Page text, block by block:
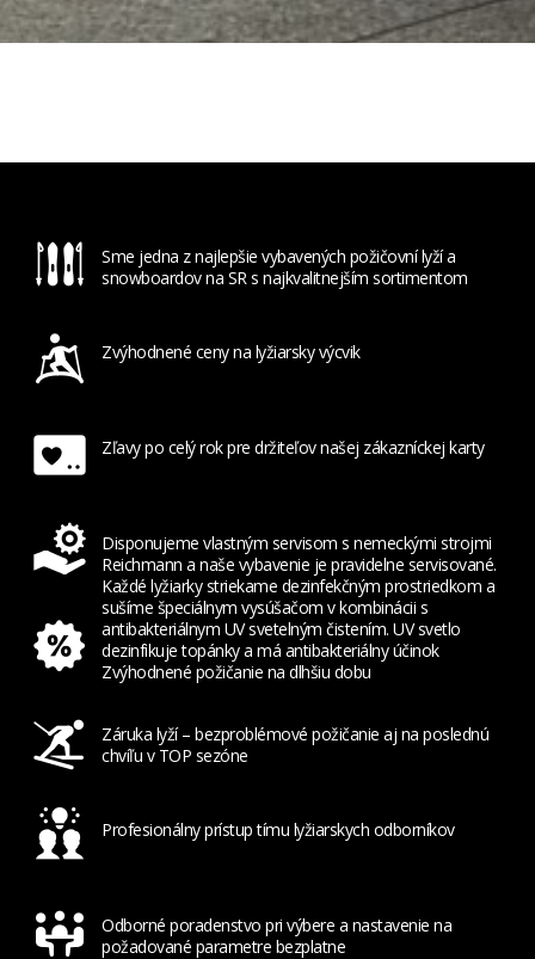
Sme jedna z najlepšie vybavených požičovní lyží a
snowboardov na SR s najkvalitnejším sortimentom
Zvýhodnené ceny na lyžiarsky výcvik
Zľavy po celý rok pre držiteľov našej zákazníckej karty
Disponujeme vlastným servisom s nemeckými strojmi
Reichmann a naše vybavenie je pravidelne servisované.
Každé lyžiarky striekame dezinfekčným prostriedkom a
sušíme špeciálnym vysúšačom v kombinácii s
antibakteriálnym UV svetelným čistením. UV svetlo
dezinfikuje topánky a má antibakteriálny účinok
Zvýhodnené požičanie na dlhšiu dobu
Záruka lyží – bezproblémové požičanie aj na poslednú
chvíľu v TOP sezóne
Profesionálny prístup tímu lyžiarskych odborníkov
Odborné poradenstvo pri výbere a nastavenie na
požadované parametre bezplatne